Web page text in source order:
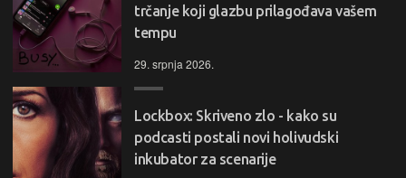
trčanje koji glazbu prilagođava vašem
tempu
29. srpnja 2026.
Lockbox: Skriveno zlo - kako su
podcasti postali novi holivudski
inkubator za scenarije